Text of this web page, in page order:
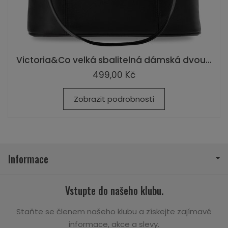
Victoria&Co velká sbalitelná dámská dvou...
499,00 Kč
Zobrazit podrobnosti
Informace
Vstupte do našeho klubu.
Staňte se členem našeho klubu a získejte zajímavé
informace, akce a slevy.